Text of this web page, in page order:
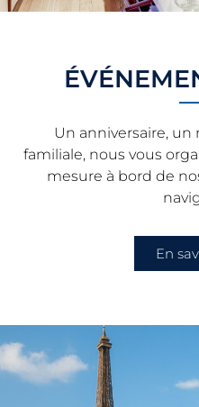
Un anniversaire,
familiale, nous vous
mesure à bord de
En